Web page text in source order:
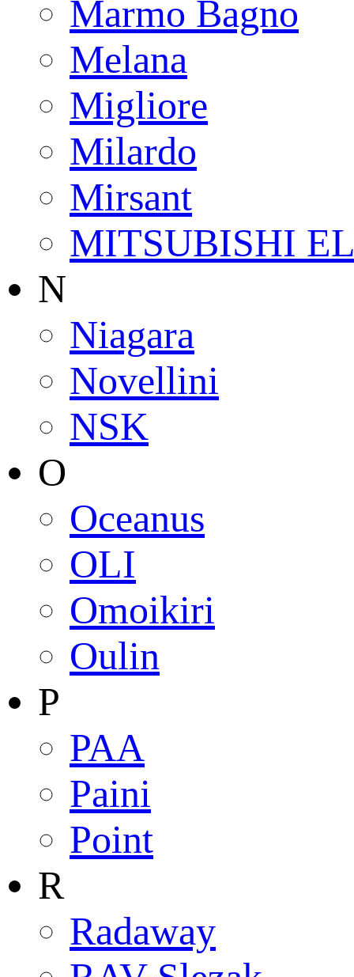
Marmo Bagno
Melana
Migliore
Milardo
Mirsant
MITSUBISHI
N
Niagara
Novellini
NSK
O
Oceanus
OLI
Omoikiri
Oulin
P
PAA
Paini
Point
R
Radaway